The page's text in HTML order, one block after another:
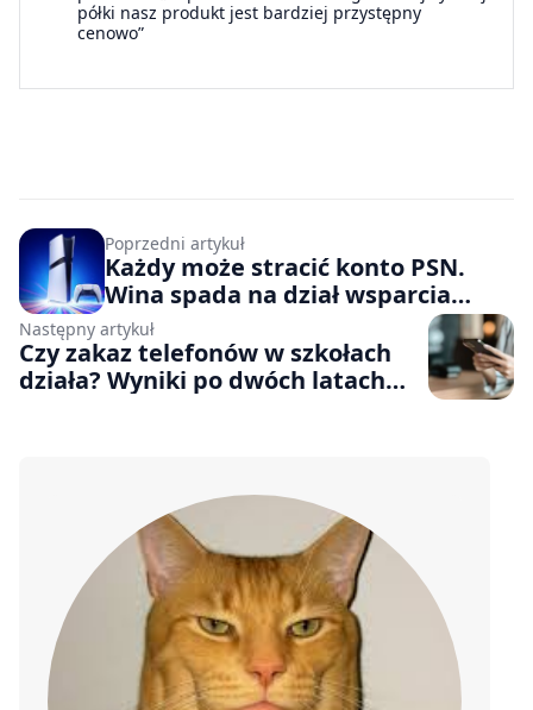
półki nasz produkt jest bardziej przystępny
cenowo”
Poprzedni artykuł
Każdy może stracić konto PSN.
Wina spada na dział wsparcia
PlayStation
Następny artykuł
Czy zakaz telefonów w szkołach
działa? Wyniki po dwóch latach